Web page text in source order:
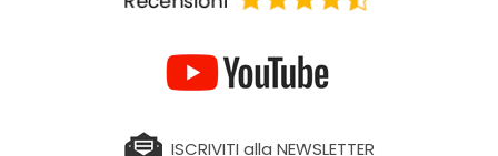
ISCRIVITI alla NEWSLETTER